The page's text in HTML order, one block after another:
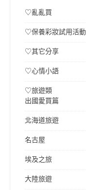
♡亂亂買
♡保養彩妝試用活動
♡其它分享
♡心情小語
♡旅遊類
出國愛買篇
北海道旅遊
名古屋
埃及之旅
大陸旅遊